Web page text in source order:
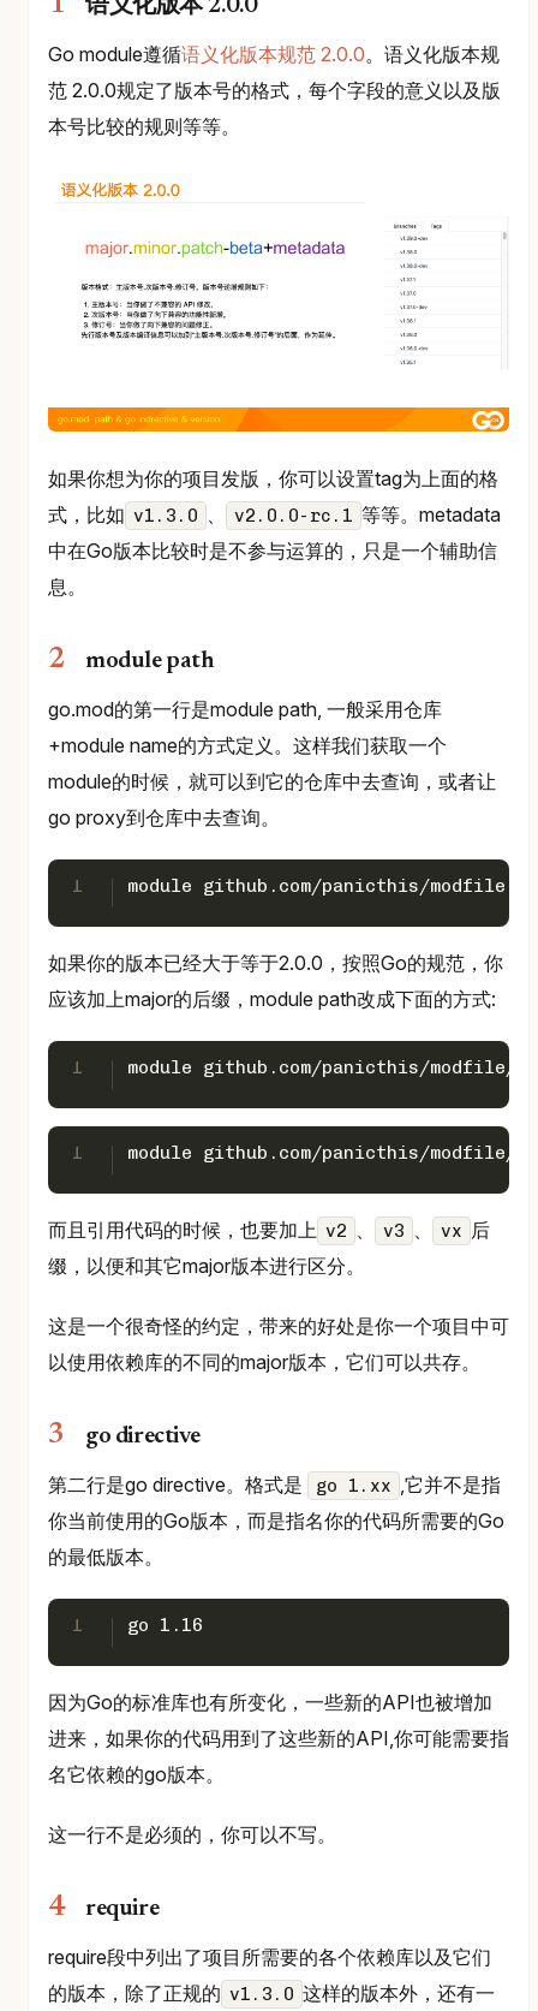
语义化版本 2.0.0
Go module遵循语义化版本规范 2.0.0。语义化版本规
范 2.0.0规定了版本号的格式，每个字段的意义以及版
本号比较的规则等等。
如果你想为你的项目发版，你可以设置tag为上面的格
式，比如 v1.3.0 v2.0.0-rc.1 等等。metadata
中在Go版本比较时是不参与运算的，只是一个辅助信
息。
module path
go.mod的第一行是module path, 一般采用仓库
+module name的方式定义。这样我们获取一个
module的时候，就可以到它的仓库中去查询，或者让
go proxy到仓库中去查询。
1 module github.com/panicthis/modfile
如果你的版本已经大于等于2.0.0，按照Go的规范，你
应该加上major的后缀，module path改成下面的方式:
1 module github.com/panicthis/modfile/v2
1 module github.com/panicthis/modfile/v3
而且引用代码的时候，也要加上 v2 v3 vx 后
缀，以便和其它major版本进行区分。
这是一个很奇怪的约定，带来的好处是你一个项目中可
以使用依赖库的不同的major版本，它们可以共存。
go directive
第二行是go directive。格式是
go 1.xx
,它并不是指
你当前使用的Go版本，而是指名你的代码所需要的Go
的最低版本。
1 go 1.16
因为Go的标准库也有所变化，一些新的API也被增加
进来，如果你的代码用到了这些新的API,你可能需要指
名它依赖的go版本。
这一行不是必须的，你可以不写。
require
require段中列出了项目所需要的各个依赖库以及它们
的版本，除了正规的 v1.3.0 这样的版本外，还有一